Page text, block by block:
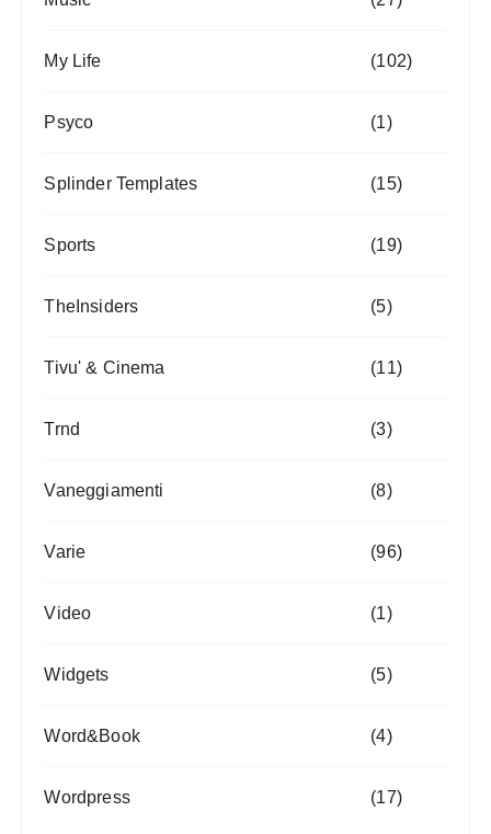
My Life (102)
Psyco (1)
Splinder Templates (15)
Sports (19)
TheInsiders (5)
Tivu' & Cinema (11)
Trnd (3)
Vaneggiamenti (8)
Varie (96)
Video (1)
Widgets (5)
Word&Book (4)
Wordpress (17)